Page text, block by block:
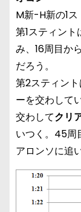
M新-H新の1ス
第1スティン
み、16周目か
だろう。
第2スティン
ーを交わして
交わしてクリ
いつく。45周
アロンソに追